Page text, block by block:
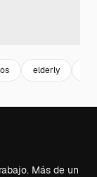
elderly
Más de un